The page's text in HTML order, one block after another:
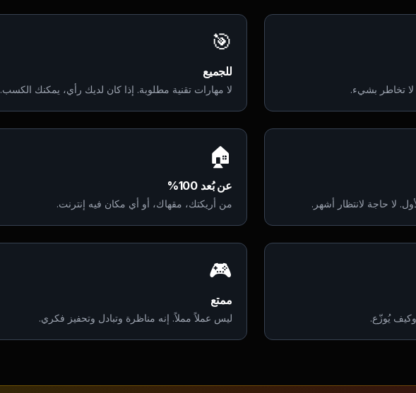
لا تخاطر بشيء.
🎯
للجميع
لا مهارات تقنية مطلوبة. إذا كان لديك رأي، يمكنك الكسب.
لا حاجة لانتظار أشهر.
🏠
عن بُعد 100%
من أريكتك، مقهاك، أو أي مكان فيه إنترنت.
يُوزّع.
🎮
ممتع
ليس عملاً مملاً. إنه مناظرة وتبادل وتحفيز فكري.